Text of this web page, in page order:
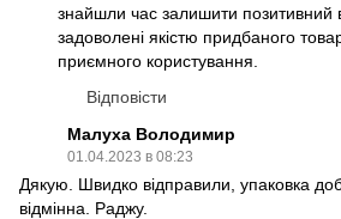
знайшли час залишити позитивний
задоволені якістю придбаного
приємного користування.
Відповісти
Малуха Володимир
01.04.2023 в 08:23
Дякую. Швидко відправили, упаковка
відмінна. Раджу.